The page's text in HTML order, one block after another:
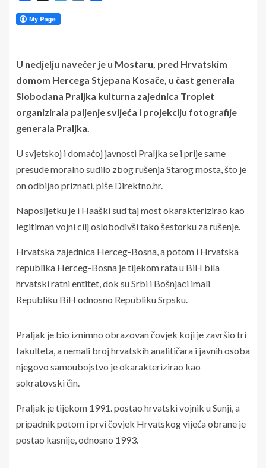
U nedjelju navečer je u Mostaru, pred Hrvatskim
domom Hercega Stjepana Kosače, u čast generala
Slobodana Praljka kulturna zajednica Troplet
organizirala paljenje svijeća i projekciju fotografije
generala Praljka.
U svjetskoj i domaćoj javnosti Praljka se i prije same
presude moralno sudilo zbog rušenja Starog mosta, što je
on odbijao priznati, piše Direktno.hr.
Naposljetku je i Haaški sud taj most okarakterizirao kao
legitiman vojni cilj oslobodivši tako šestorku za rušenje.
Hrvatska zajednica Herceg-Bosna, a potom i Hrvatska
republika Herceg-Bosna je tijekom rata u BiH bila
hrvatski ratni entitet, dok su Srbi i Bošnjaci imali
Republiku BiH odnosno Republiku Srpsku.
Praljak je bio iznimno obrazovan čovjek koji je završio tri
fakulteta, a nemali broj hrvatskih analitičara i javnih osoba
njegovo samoubojstvo je okarakterizirao kao
sokratovski čin.
Praljak je tijekom 1991. postao hrvatski vojnik u Sunji, a
pripadnik potom i prvi čovjek Hrvatskog vijeća obrane je
postao kasnije, odnosno 1993.